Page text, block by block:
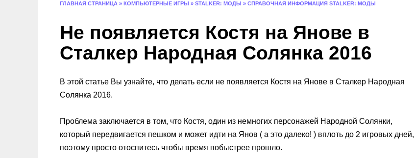
ГЛАВНАЯ СТРАНИЦА » КОМПЬЮТЕРНЫЕ ИГРЫ » STALKER: МОДЫ » СПРАВОЧНАЯ ИНФОРМАЦИЯ STALKER: МОДЫ
Не появляется Костя на Янове в
Сталкер Народная Солянка 2016
В этой статье Вы узнайте, что делать если не появляется Костя на Янове в Сталкер Народная
Солянка 2016.
Проблема заключается в том, что Костя, один из немногих персонажей Народной Солянки,
который передвигается пешком и может идти на Янов ( а это далеко! ) вплоть до 2 игровых дней,
поэтому просто отоспитесь чтобы время побыстрее прошло.